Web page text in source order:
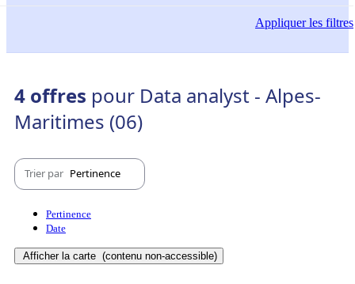
Appliquerles filtres
4 offres pour Data analyst - Alpes-
Maritimes (06)
Trier par Pertinence
Pertinence
Date
Afficher la carte (contenu non-accessible)